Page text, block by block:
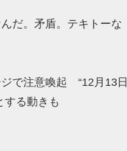
だ。矛盾。テキトーな
ジで注意喚起 “12月13日
する動きも